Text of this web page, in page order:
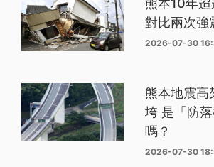
對比兩次強
2026-07-30
熊本地震高
垮 是「防
嗎？
2026-07-30